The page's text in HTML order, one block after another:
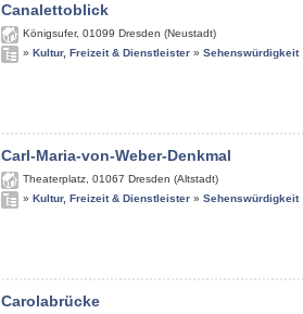
Canalettoblick
Königsufer, 01099 Dresden (Neustadt)
» Kultur, Freizeit & Dienstleister » Sehenswürdigkeit
Carl-Maria-von-Weber-Denkmal
Theaterplatz 01067 Dresden (Altstadt)
» Kultur, Freizeit & Dienstleister » Sehenswürdigkeit
Carolabrücke